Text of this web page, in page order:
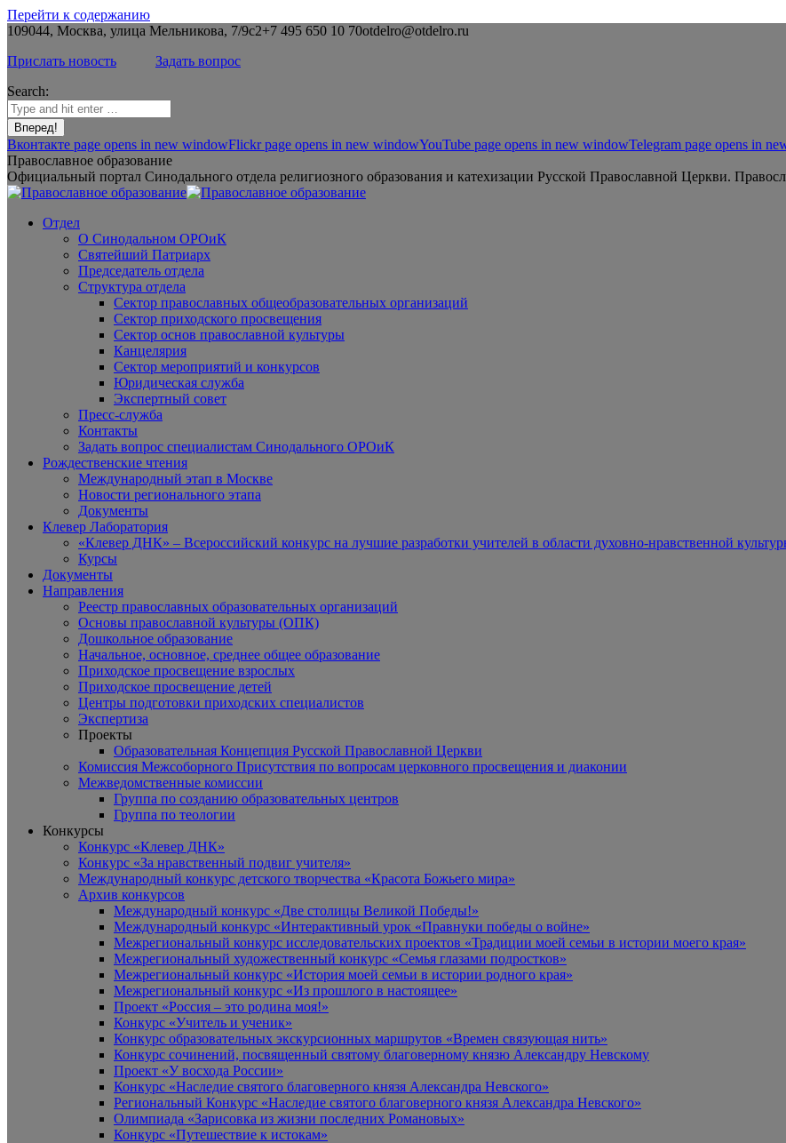
Перейти к содержанию
109044, Москва, улица Мельникова, 7/9с2+7 495 650 10 70otdelro@otdelro.ru
Прислать новость
Задать вопрос
Search:
Вконтакте page opens in new windowFlickr page opens in new windowYouTube page opens in new windowTelegram page opens in
Православное образование
Официальный портал Синодального отдела религиозного образования и катехизации Русской Православной Церкви.
Отдел
О Синодальном ОРОиК
Святейший Патриарх
Председатель отдела
Структура отдела
Сектор православных общеобразовательных организаций
Сектор приходского просвещения
Сектор основ православной культуры
Канцелярия
Сектор мероприятий и конкурсов
Юридическая служба
Экспертный совет
Пресс-служба
Контакты
Задать вопрос специалистам Синодального ОРОиК
Рождественские чтения
Международный этап в Москве
Новости регионального этапа
Документы
Клевер Лаборатория
«Клевер ДНК» – Всероссийский конкурс на лучшие разработки учителей в области духовно-нравственной
Курсы
Документы
Направления
Реестр православных образовательных организаций
Основы православной культуры (ОПК)
Дошкольное образование
Начальное, основное, среднее общее образование
Приходское просвещение взрослых
Приходское просвещение детей
Центры подготовки приходских специалистов
Экспертиза
Проекты
Образовательная Концепция Русской Православной Церкви
Комиссия Межсоборного Присутствия по вопросам церковного просвещения и диаконии
Межведомственные комиссии
Группа по созданию образовательных центров
Группа по теологии
Конкурсы
Конкурс «Клевер ДНК»
Конкурс «За нравственный подвиг учителя»
Международный конкурс детского творчества «Красота Божьего мира»
Архив конкурсов
Международный конкурс «Две столицы Великой Победы!»
Международный конкурс «Интерактивный урок «Правнуки победы о войне»
Межрегиональный конкурс исследовательских проектов «Традиции моей семьи в истории моего края»
Межрегиональный художественный конкурс «Семья глазами подростков»
Межрегиональный конкурс «История моей семьи в истории родного края»
Межрегиональный конкурс «Из прошлого в настоящее»
Проект «Россия – это родина моя!»
Конкурс «Учитель и ученик»
Конкурс образовательных экскурсионных маршрутов «Времен связующая нить»
Конкурс сочинений, посвященный святому благоверному князю Александру Невскому
Проект «У восхода России»
Конкурс «Наследие святого благоверного князя Александра Невского»
Региональный Конкурс «Наследие святого благоверного князя Александра Невского»
Олимпиада «Зарисовка из жизни последних Романовых»
Конкурс «Путешествие к истокам»